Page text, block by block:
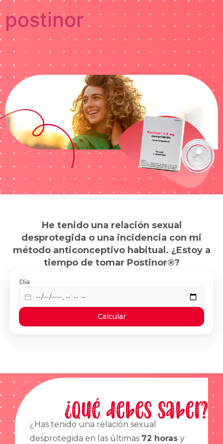
postinor
He tenido una relación sexual
desprotegida o una incidencia con mi
método anticonceptivo habitual. ¿Estoy a
tiempo de tomar Postinor®?
Día
Calcular
¿Qué debes saber?
¿Has tenido una relación sexual
desprotegida en las últimas 72 horas y